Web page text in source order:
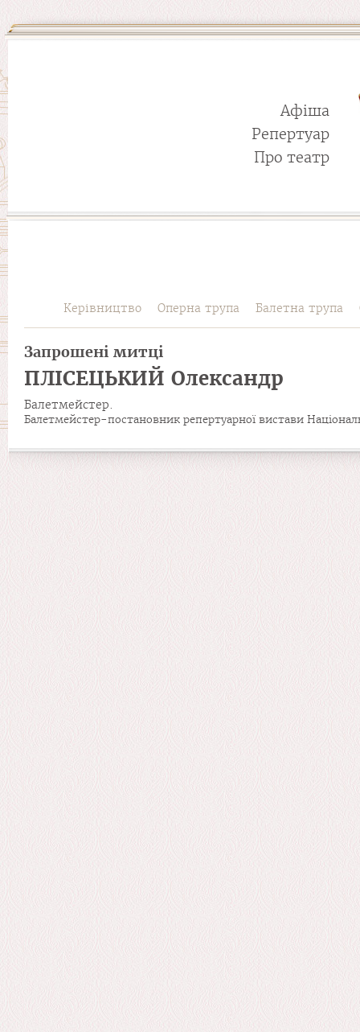
Афіша
Репертуар
Про театр
Керівництво Оперна трупа Балетна трупа
Запрошені митці
ПЛІСЕЦЬКИЙ Олександр
Балетмейстер.
Балетмейстер-постановник репертуарної вистави